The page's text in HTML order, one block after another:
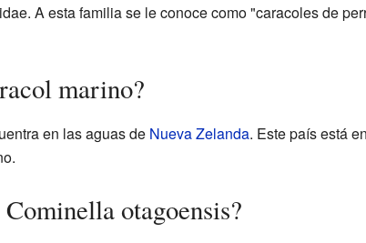
A esta familia se le conoce como "caracoles de
marino?
en las aguas de Nueva Zelanda. Este país está
otagoensis?